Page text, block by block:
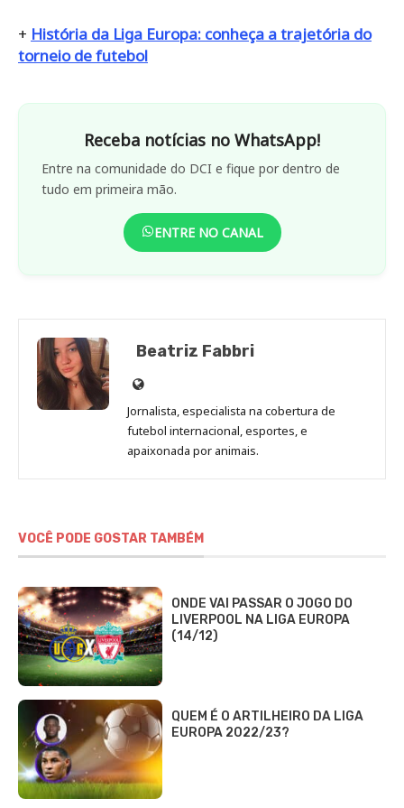
+ História da Liga Europa: conheça a trajetória do
torneio de futebol
Receba notícias no WhatsApp!
Entre na comunidade do DCI e fique por dentro de
tudo em primeira mão.
ENTRE NO CANAL
Beatriz Fabbri
Site
de
Beatriz
Fabbri
Jornalista, especialista na cobertura de
futebol internacional, esportes, e
apaixonada por animais.
VOCÊ PODE GOSTAR TAMBÉM
ONDE VAI PASSAR O JOGO DO
LIVERPOOL NA LIGA EUROPA
(14/12)
QUEM É O ARTILHEIRO DA LIGA
EUROPA 2022/23?